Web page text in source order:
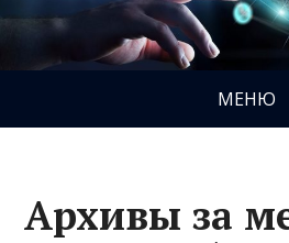
МЕНЮ
Архивы за